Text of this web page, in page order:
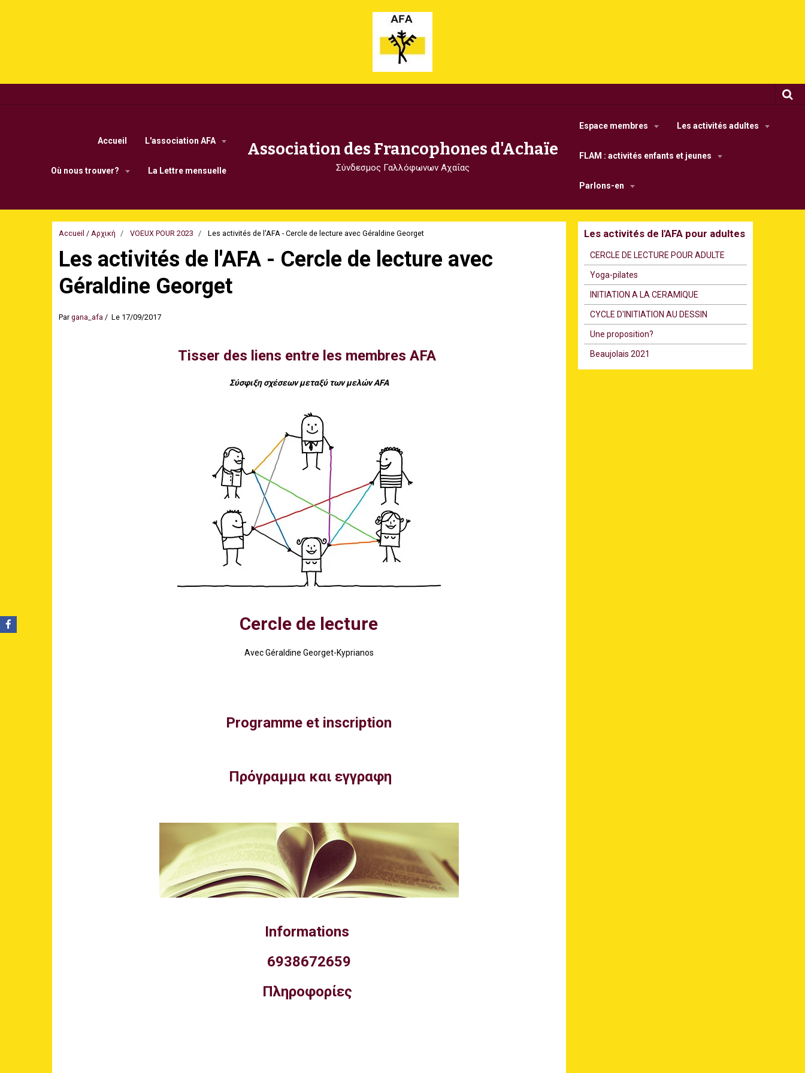
Accueil L'association AFA
Οù nous trouver? La Lettre mensuelle
Association des Francophones d'Achaïe
Σύνδεσμος Γαλλόφωνων Αχαΐας
Espace membres Les activités adultes
FLAM : activités enfants et jeunes
Parlons-en
Accueil / Αρχική VOEUX POUR 2023 Les activités de l'AFA - Cercle de lecture avec Géraldine Georget
Les activités de l'AFA - Cercle de lecture avec
Géraldine Georget
Par gana_afa Le 17/09/2017
Tisser des liens entre les membres AFA
Σύσφιξη σχέσεων μεταξύ των μελών AFA
Cercle de lecture
Avec Géraldine Georget-Kyprianos
Programme et inscription
Πρόγραμμα και εγγραφη
Informations
6938672659
Πληροφορίες
Les activités de l'AFA pour adultes
CERCLE DE LECTURE POUR ADULTE
Υoga-pilates
INITIATION A LA CERAMIQUE
CYCLE D'INITIATION AU DESSIN
Une proposition?
Beaujolais 2021